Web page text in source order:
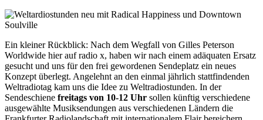
Ein kleiner Rückblick: Nach dem Wegfall von Gilles Peterson
Worldwide hier auf radio x, haben wir nach einem adäquaten Ersatz
gesucht und uns für den frei gewordenen Sendeplatz ein neues
Konzept überlegt. Angelehnt an den einmal jährlich stattfindenden
Weltradiotag kam uns die Idee zu Weltradiostunden. In der
Sendeschiene freitags von 10-12 Uhr sollen künftig verschiedene
ausgewählte Musiksendungen aus verschiedenen Ländern die